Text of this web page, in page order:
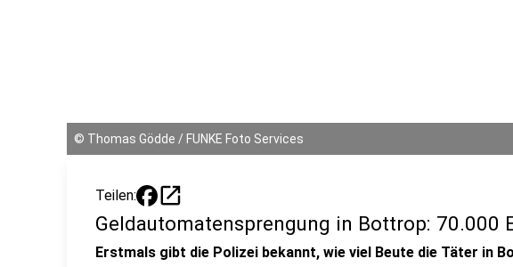
© Thomas Gödde / FUNKE Foto Services
Teilen: open_in_new
Geldautomatensprengung in Bottrop: 70.000
Erstmals gibt die Polizei bekannt, wie viel Beute die Täter in